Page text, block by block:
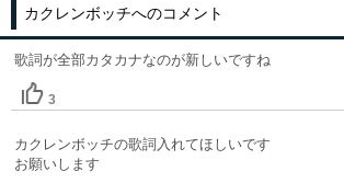
カクレンボッチへのコメント
歌詞が全部カタカナなのが新しいですね
3
カクレンボッチの歌詞入れてほしいです
お願いします